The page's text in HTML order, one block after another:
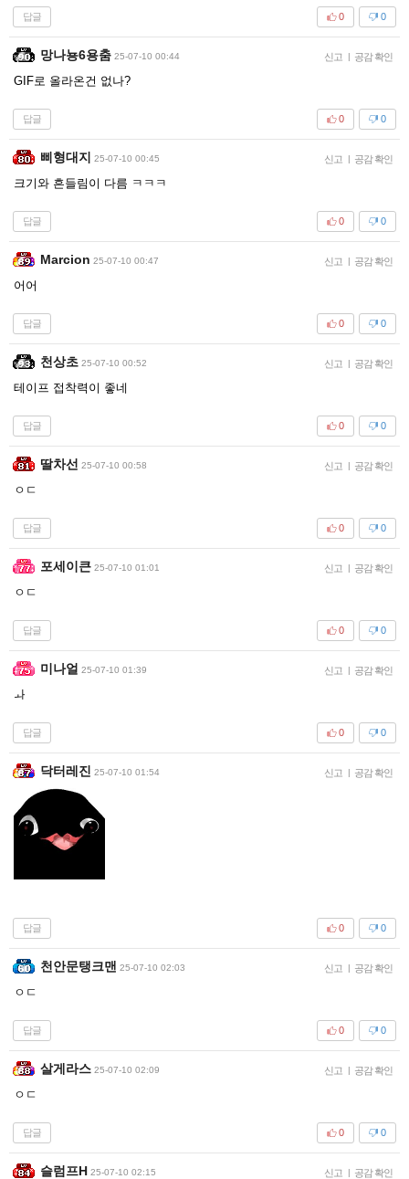
답글 0
0
망나뇽6용춤 25-07-10 00:44 신고 | 공감 확인
GIF로 올라온건 없나?
답글 0
0
삐형대지 25-07-10 00:45 신고 | 공감 확인
크기와 흔들림이 다름 ㅋㅋㅋ
답글 0
0
Marcion 25-07-10 00:47 신고 | 공감 확인
어어
답글 0
0
천상초 25-07-10 00:52 신고 | 공감 확인
테이프 접착력이 좋네
답글 0
0
딸차선 25-07-10 00:58 신고 | 공감 확인
ㅇㄷ
답글 0
0
포세이큰 25-07-10 01:01 신고 | 공감 확인
ㅇㄷ
답글 0
0
미나얼 25-07-10 01:39 신고 | 공감 확인
ㅘ
답글 0
0
닥터레진 25-07-10 01:54 신고 | 공감 확인
답글 0
0
천안문탱크맨 25-07-10 02:03 신고 | 공감 확인
ㅇㄷ
답글 0
0
살게라스 25-07-10 02:09 신고 | 공감 확인
ㅇㄷ
답글 0
0
슬럼프H 25-07-10 02:15 신고 | 공감 확인